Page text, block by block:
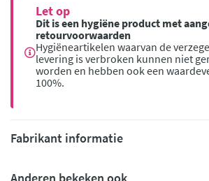
Let op
Dit is een hygiëne product met
retourvoorwaarden
Hygiëneartikelen waarvan de
levering is verbroken kunnen niet
worden en hebben ook een
100%.
Fabrikant informatie